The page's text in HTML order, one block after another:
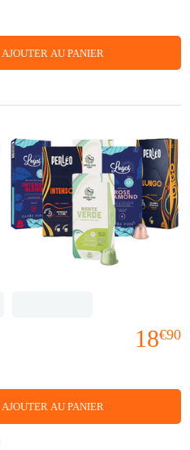
AJOUTER AU PANIER
18€90
AJOUTER AU PANIER